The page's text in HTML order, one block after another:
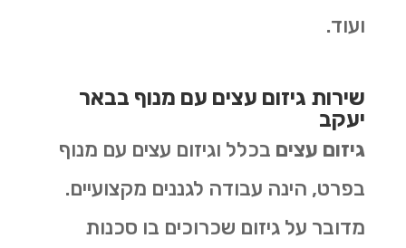
ועוד.
שירות גיזום עצים עם מנוף בבאר
יעקב
גיזום עצים בכלל וגיזום עצים עם מנוף
בפרט, הינה עבודה לגננים מקצועיים.
מדובר על גיזום שכרוכים בו סכנות